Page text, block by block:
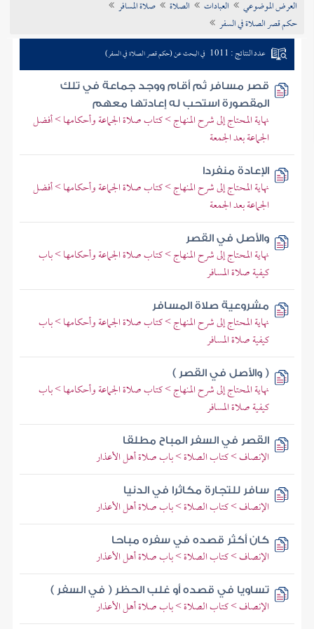
تراجم الأعلام
العرض الموضوعي العبادات الصلاة
صلاة المسافر
حكم قصر الصلاة في السفر
عدد النتائج : 1011 في البحث عن (حكم قصر الصلاة في السفر)
قصر مسافر ثم أقام ووجد جماعة في تلك
المقصورة استحب له إعادتها معهم
نهاية المحتاج إلى شرح المنهاج > كتاب صلاة الجماعة وأحكامها > أفضل
الجماعة بعد الجمعة
الإعادة منفردا
نهاية المحتاج إلى شرح المنهاج > كتاب صلاة الجماعة وأحكامها > أفضل
الجماعة بعد الجمعة
والأصل في القصر
نهاية المحتاج إلى شرح المنهاج > كتاب صلاة الجماعة وأحكامها > باب
كيفية صلاة المسافر
مشروعية صلاة المسافر
نهاية المحتاج إلى شرح المنهاج > كتاب صلاة الجماعة وأحكامها > باب
كيفية صلاة المسافر
( والأصل في القصر )
نهاية المحتاج إلى شرح المنهاج > كتاب صلاة الجماعة وأحكامها > باب
كيفية صلاة المسافر
القصر في السفر المباح مطلقا
الإنصاف > كتاب الصلاة > باب صلاة أهل الأعذار
سافر للتجارة مكاثرا في الدنيا
الإنصاف > كتاب الصلاة > باب صلاة أهل الأعذار
كان أكثر قصده في سفره مباحا
الإنصاف > كتاب الصلاة > باب صلاة أهل الأعذار
تساويا في قصده أو غلب الحظر ( في السفر )
الإنصاف > كتاب الصلاة > باب صلاة أهل الأعذار